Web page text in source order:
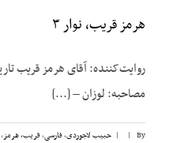
هرمز قریب، نوار ۳
مصاحبه: لوزان – [...]
By
|
| حبیب لاجوردی,فارسی,قریب، هرمز,